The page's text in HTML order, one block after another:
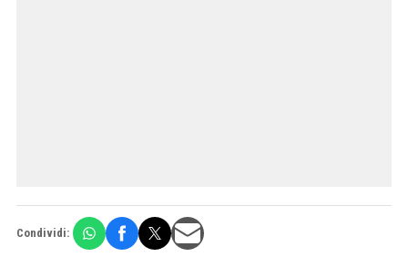
Condividi: